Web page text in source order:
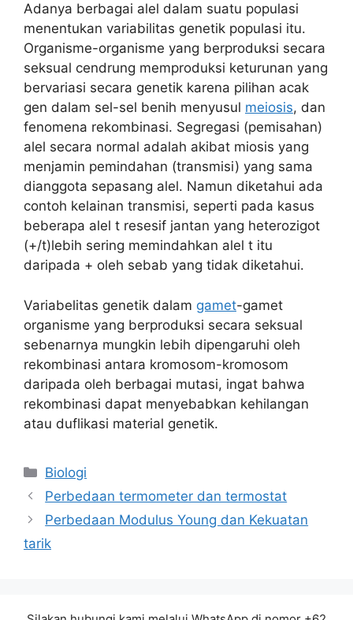
Adanya berbagai alel dalam suatu populasi
menentukan variabilitas genetik populasi itu.
Organisme-organisme yang berproduksi secara
seksual cendrung memproduksi keturunan yang
bervariasi secara genetik karena pilihan acak
gen dalam sel-sel benih menyusul meiosis, dan
fenomena rekombinasi. Segregasi (pemisahan)
alel secara normal adalah akibat miosis yang
menjamin pemindahan (transmisi) yang sama
dianggota sepasang alel. Namun diketahui ada
contoh kelainan transmisi, seperti pada kasus
beberapa alel t resesif jantan yang heterozigot
(+/t)lebih sering memindahkan alel t itu
daripada + oleh sebab yang tidak diketahui.
Variabelitas genetik dalam gamet-gamet
organisme yang berproduksi secara seksual
sebenarnya mungkin lebih dipengaruhi oleh
rekombinasi antara kromosom-kromosom
daripada oleh berbagai mutasi, ingat bahwa
rekombinasi dapat menyebabkan kehilangan
atau duflikasi material genetik.
Kategori
Biologi
Perbedaan termometer dan termostat
Perbedaan Modulus Young dan Kekuatan
tarik